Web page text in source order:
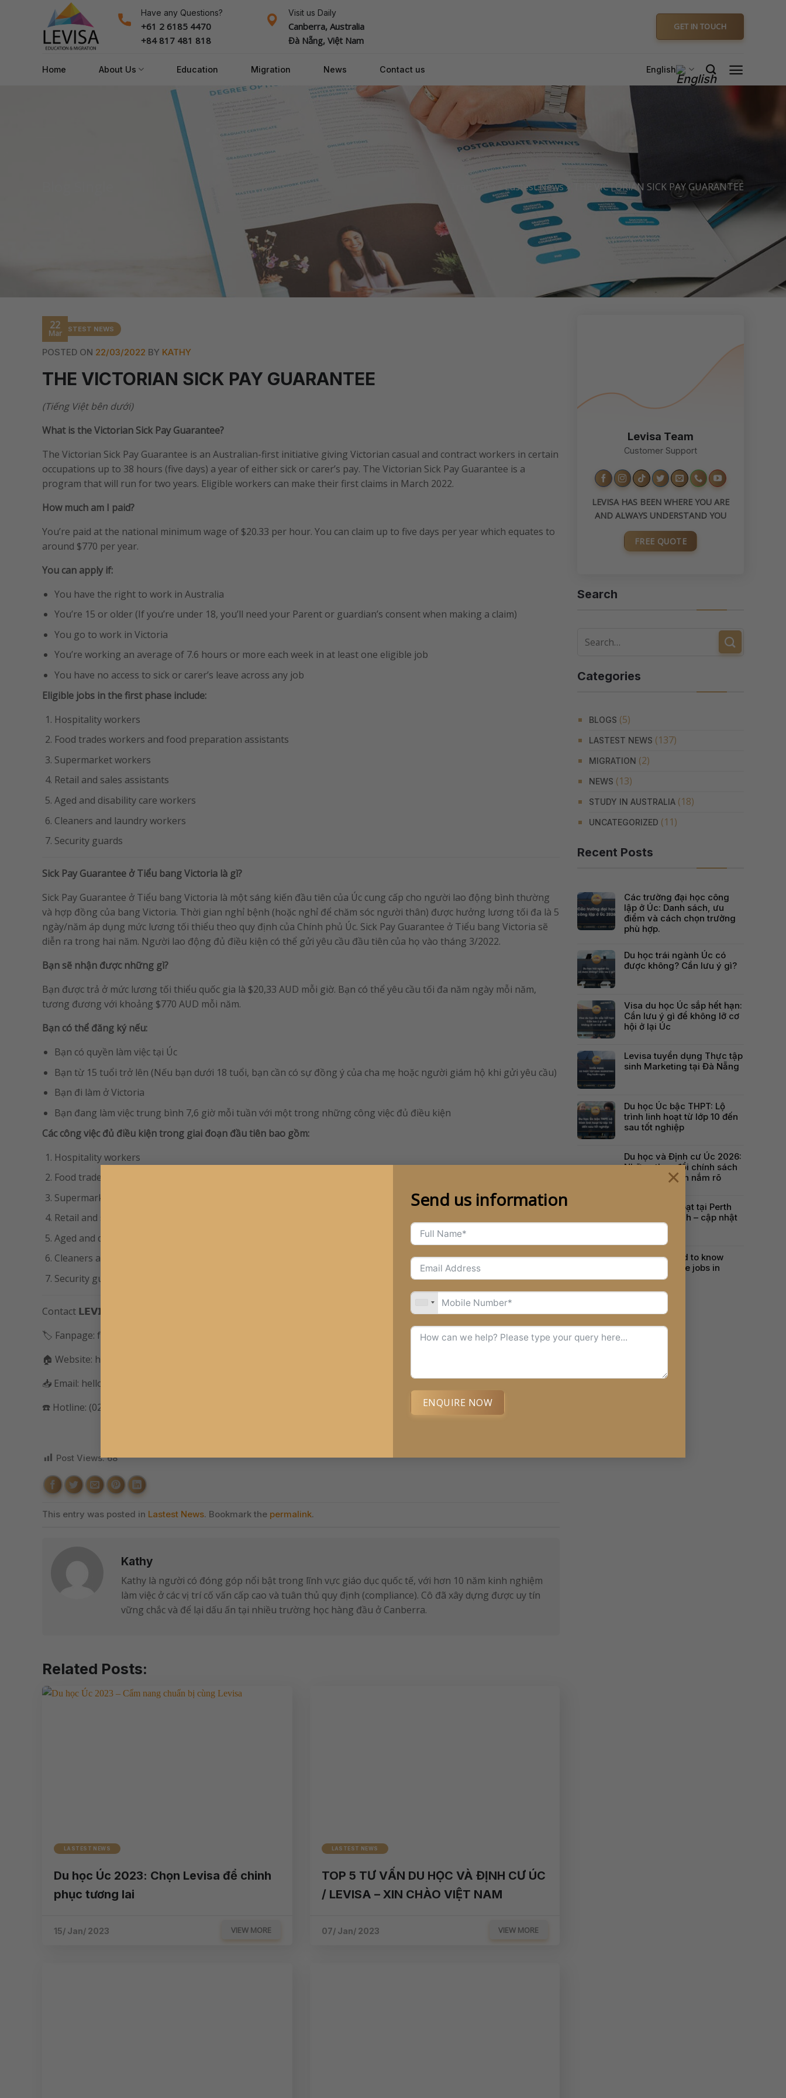
Send us information
ENQUIRE NOW
×
Have any Questions?
+61 2 6185 4470
+84 817 481 818
Visit us Daily
Canberra, Australia
Đà Nẵng, Việt Nam
GET IN TOUCH
Home About Us Education Migration News Contact us English
»Lastest News» THE VICTORIAN SICK PAY GUARANTEE
22
MarLASTEST NEWS
POSTED ON 22/03/2022 BY KATHY
THE VICTORIAN SICK PAY GUARANTEE
(Tiếng Việt bên dưới)
What is the Victorian Sick Pay Guarantee?
The Victorian Sick Pay Guarantee is an Australian-first initiative giving Victorian casual and contract workers in certain
occupations up to 38 hours (five days) a year of either sick or carer’s pay. The Victorian Sick Pay Guarantee is a
program that will run for two years. Eligible workers can make their first claims in March 2022.
How much am I paid?
You’re paid at the national minimum wage of $20.33 per hour. You can claim up to five days per year which equates to
around $770 per year.
You can apply if:
You have the right to work in Australia
You’re 15 or older (If you’re under 18, you’ll need your Parent or guardian’s consent when making a claim)
You go to work in Victoria
You’re working an average of 7.6 hours or more each week in at least one eligible job
You have no access to sick or carer’s leave across any job
Eligible jobs in the first phase include:
Hospitality workers
Food trades workers and food preparation assistants
Supermarket workers
Retail and sales assistants
Aged and disability care workers
Cleaners and laundry workers
Security guards
Sick Pay Guarantee ở Tiểu bang Victoria là gì?
Sick Pay Guarantee ở Tiểu bang Victoria là một sáng kiến ​​đầu tiên của Úc cung cấp cho người lao động bình thường
và hợp đồng của bang Victoria. Thời gian nghỉ bệnh (hoặc nghỉ để chăm sóc người thân) được hưởng lương tối đa là 5
ngày/năm áp dụng mức lương tối thiểu theo quy định của Chính phủ Úc. Sick Pay Guarantee ở Tiểu bang Victoria sẽ
diễn ra trong hai năm. Người lao động đủ điều kiện có thể gửi yêu cầu đầu tiên của họ vào tháng 3/2022.
Bạn sẽ nhận được những gì?
Bạn được trả ở mức lương tối thiểu quốc gia là $20,33 AUD mỗi giờ. Bạn có thể yêu cầu tối đa năm ngày mỗi năm,
tương đương với khoảng $770 AUD mỗi năm.
Bạn có thể đăng ký nếu:
Bạn có quyền làm việc tại Úc
Bạn từ 15 tuổi trở lên (Nếu bạn dưới 18 tuổi, bạn cần có sự đồng ý của cha mẹ hoặc người giám hộ khi gửi yêu cầu)
Bạn đi làm ở Victoria
Bạn đang làm việc trung bình 7,6 giờ mỗi tuần với một trong những công việc đủ điều kiện
Các công việc đủ điều kiện trong giai đoạn đầu tiên bao gồm:
Hospitality workers
Food trades workers and food preparation assistants
Supermarket workers
Retail and sales assistants
Aged and disability care workers
Cleaners and laundry workers
Security guards
Contact 𝗟𝗘𝗩𝗜𝗦𝗔 for further consultation:
🏷 Fanpage: fb.com/levisaaustralia
🏠 Website: https://levisa.com.au/
📥 Email: hello@levisa.com.au
☎️ Hotline: (02) 6185 4470
Post Views: 68
This entry was posted in Lastest News. Bookmark the permalink.
Kathy
Kathy là người có đóng góp nổi bật trong lĩnh vực giáo dục quốc tế, với hơn 10 năm kinh nghiệm
làm việc ở các vị trí cố vấn cấp cao và tuân thủ quy định (compliance). Cô đã xây dựng được uy tín
vững chắc và để lại dấu ấn tại nhiều trường học hàng đầu ở Canberra.
Related Posts:
LASTEST NEWS
Du học Úc 2023: Chọn Levisa để chinh
phục tương lai
15/ Jan/ 2023 VIEW MORE
LASTEST NEWS
TOP 5 TƯ VẤN DU HỌC VÀ ĐỊNH CƯ ÚC
/ LEVISA – XIN CHÀO VIỆT NAM
07/ Jan/ 2023 VIEW MORE
Levisa Team
Customer Support
LEVISA HAS BEEN WHERE YOU ARE
AND ALWAYS UNDERSTAND YOU
FREE QUOTE
Search
Categories
BLOGS (5)
LASTEST NEWS (137)
MIGRATION (2)
NEWS (13)
STUDY IN AUSTRALIA (18)
UNCATEGORIZED (11)
Recent Posts
Các trường đại học công
lập ở Úc: Danh sách, ưu
điểm và cách chọn trường
phù hợp.
Du học trái ngành Úc có
được không? Cần lưu ý gì?
Visa du học Úc sắp hết hạn:
Cần lưu ý gì để không lỡ cơ
hội ở lại Úc
Levisa tuyển dụng Thực tập
sinh Marketing tại Đà Nẵng
Du học Úc bậc THPT: Lộ
trình linh hoạt từ lớp 10 đến
sau tốt nghiệp
Du học và Định cư Úc 2026:
Những thay đổi chính sách
quan trọng cần nắm rõ
Chi phí sinh hoạt tại Perth
cho du học sinh – cập nhật
mới 2025-26
What you need to know
about part-time jobs in
Australia